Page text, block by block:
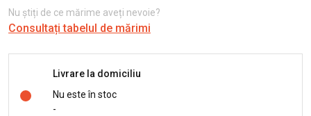
Nu știți de ce mărime aveți nevoie?
Consultați tabelul de mărimi
Livrare la domiciliu
Nu este în stoc
-